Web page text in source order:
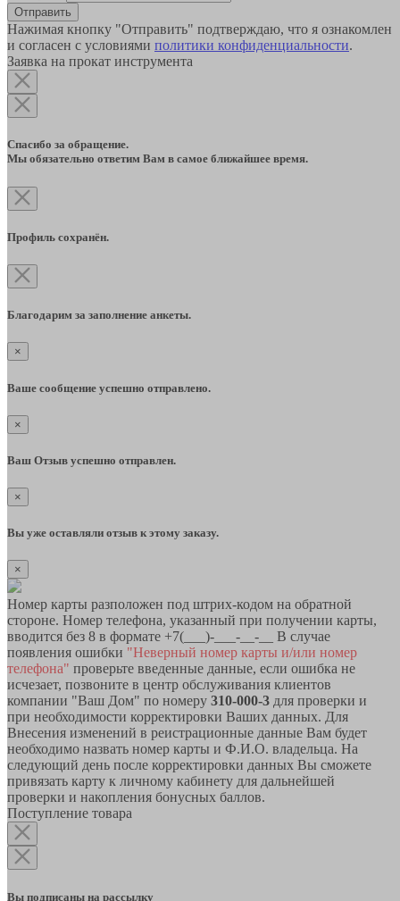
Отправить
Нажимая кнопку "Отправить" подтверждаю, что я ознакомлен
и согласен с условиями политики конфиденциальности.
Заявка на прокат инструмента
Спасибо за обращение.
Мы обязательно ответим Вам в самое ближайшее время.
Профиль сохранён.
Благодарим за заполнение анкеты.
×
Ваше сообщение успешно отправлено.
×
Ваш Отзыв успешно отправлен.
×
Вы уже оставляли отзыв к этому заказу.
×
Номер карты разположен под штрих-кодом на обратной
стороне. Номер телефона, указанный при получении карты,
вводится без 8 в формате +7(___)-___-__-__ В случае
появления ошибки "Неверный номер карты и/или номер
телефона" проверьте введенные данные, если ошибка не
исчезает, позвоните в центр обслуживания клиентов
компании "Ваш Дом" по номеру 310-000-3 для проверки и
при необходимости корректировки Ваших данных. Для
Внесения изменений в реистрационные данные Вам будет
необходимо назвать номер карты и Ф.И.О. владельца. На
следующий день после корректировки данных Вы сможете
привязать карту к личному кабинету для дальнейшей
проверки и накопления бонусных баллов.
Поступление товара
Вы подписаны на рассылку